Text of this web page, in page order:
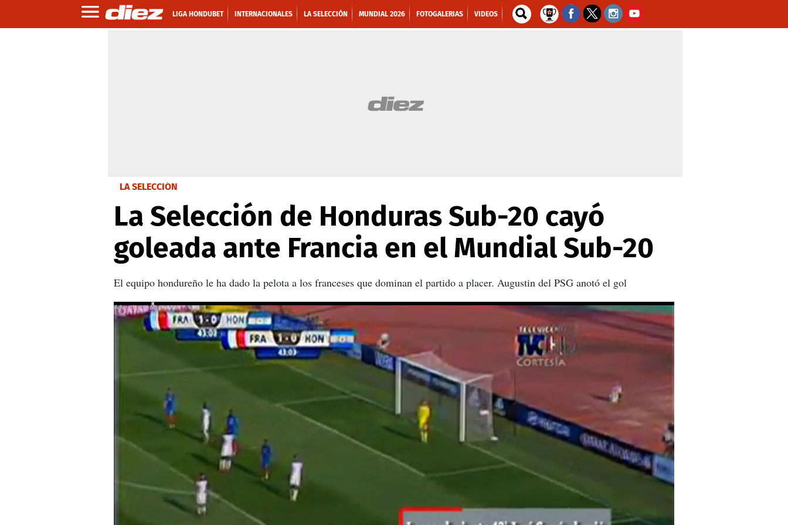
LIGA HONDUBET INTERNACIONALES LA SELECCIÓN MUNDIAL 2026 FOTOGALERIAS VIDEOS
LA SELECCIÓN
La Selección de Honduras Sub-20 cayó
goleada ante Francia en el Mundial Sub-20
El equipo hondureño le ha dado la pelota a los franceses que dominan el partido a placer. Augustin del PSG anotó el gol
X